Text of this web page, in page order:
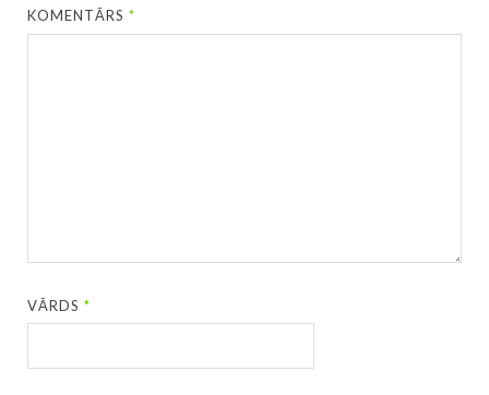
KOMENTĀRS*
VĀRDS*